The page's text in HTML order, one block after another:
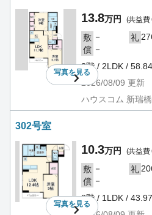
写真を見る
13.8万円 (共益費
敷 － 礼
償 －
3階 / 2LDK /
2026/08/09 更新
ハウスコム 新瑞
302号室
写真を見る
10.3万円 (共益費
敷 － 礼
償 －
3階 / 1LDK /